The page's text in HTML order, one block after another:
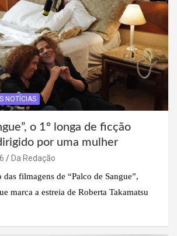
NOTÍCIAS
o 1º longa de ficção
por uma mulher
Da Redação
filmagens de “Palco de Sangue”,
marca a estreia de Roberta Takamatsu